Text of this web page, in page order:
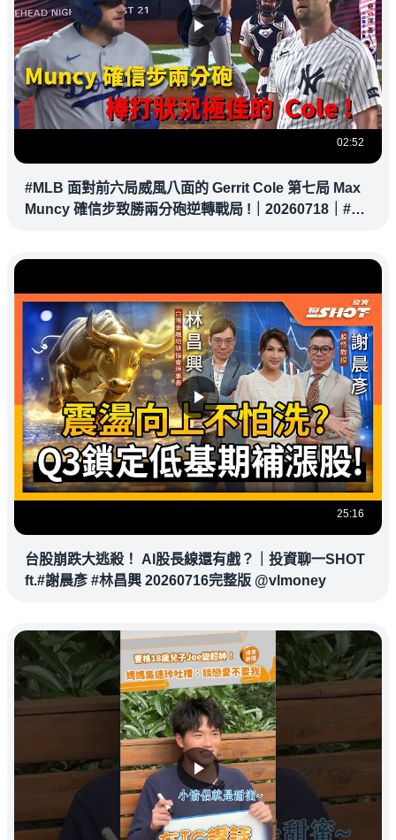
02:52
#MLB 面對前六局威風八面的 Gerrit Cole 第七局 Max
Muncy 確信步致勝兩分砲逆轉戰局 !｜20260718｜#洛
25:16
台股崩跌大逃殺！ AI股長線還有戲？｜投資聊一SHOT
ft.#謝晨彥 #林昌興 20260716完整版 @vlmoney